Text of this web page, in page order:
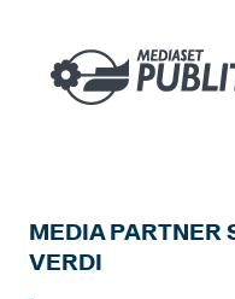
MEDIA PARTNER
VERDI